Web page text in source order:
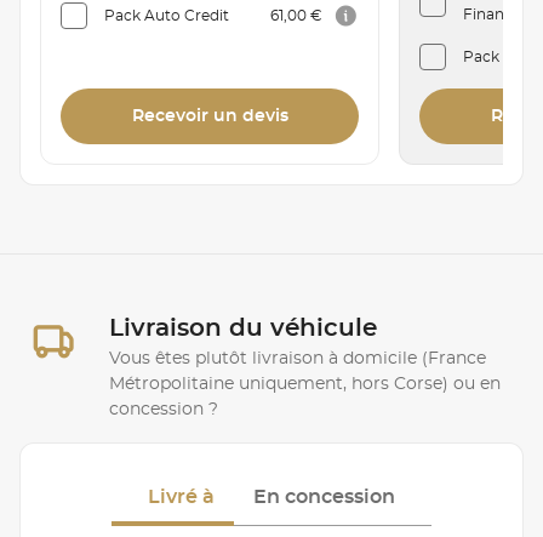
Pack Auto Credit 61,00 €
Recevoir un devis
Financière
Pack Auto
Livraison du véhicule
Vous êtes plutôt livraison à domicile (France
Métropolitaine uniquement, hors Corse) ou en
concession ?
Livré à En concession